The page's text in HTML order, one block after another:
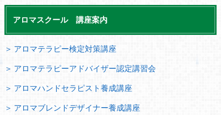
アロマスクール 講座案内
＞ アロマテラピー検定対策講座
＞ アロマテラピーアドバイザー認定講習会
＞ アロマハンドセラピスト養成講座
＞ アロマブレンドデザイナー養成講座